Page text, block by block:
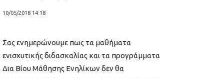
10/05/2018 14:18
Σας ενημερώνουμε πως τα μαθήματα
ενισχυτικής διδασκαλίας και τα προγράμματα
Δια Βίου Μάθησης Ενηλίκων δεν θα